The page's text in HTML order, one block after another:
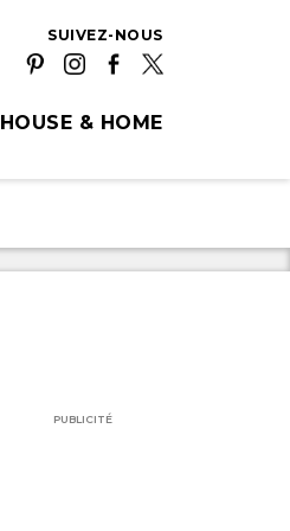
SUIVEZ-NOUS
HOUSE & HOME
PUBLICITÉ